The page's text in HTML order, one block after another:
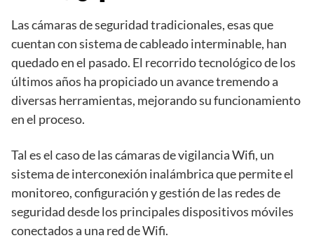
Las cámaras de seguridad tradicionales, esas que
cuentan con sistema de cableado interminable, han
quedado en el pasado. El recorrido tecnológico de los
últimos años ha propiciado un avance tremendo a
diversas herramientas, mejorando su funcionamiento
en el proceso.
Tal es el caso de las cámaras de vigilancia Wifi, un
sistema de interconexión inalámbrica que permite el
monitoreo, configuración y gestión de las redes de
seguridad desde los principales dispositivos móviles
conectados a una red de Wifi.